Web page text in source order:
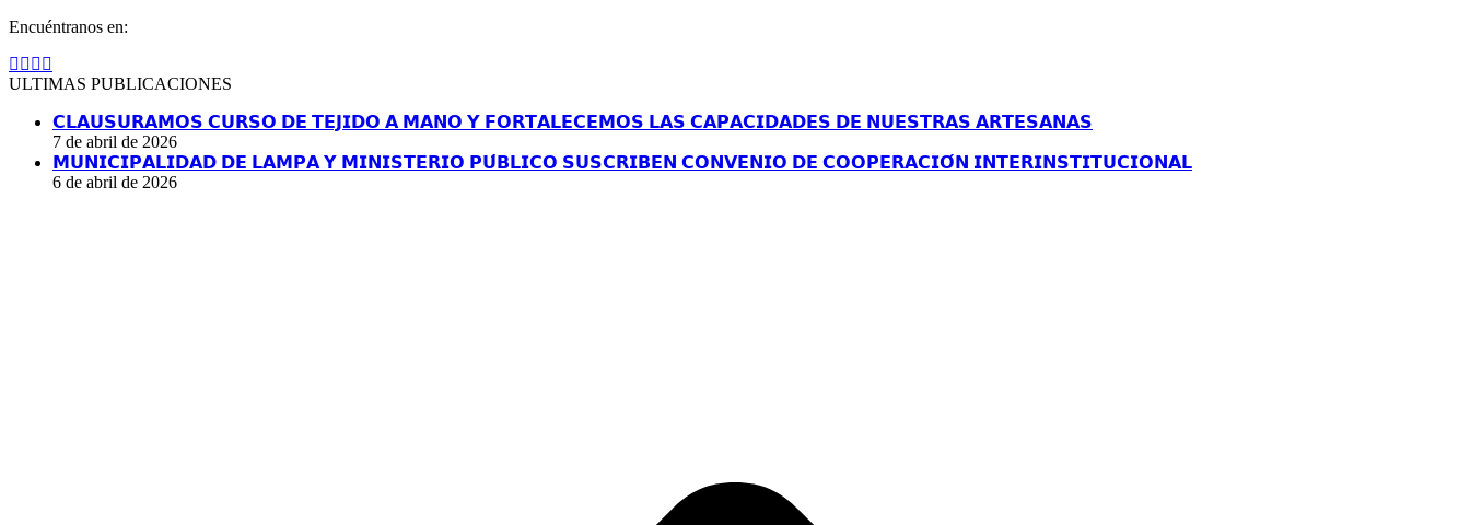
Encuéntranos en:
Facebook
page
window
YouTube
page
in
new
window
Linkedin
page
in
new
window
page
in
new
window
ULTIMAS PUBLICACIONES
𝗖𝗟𝗔𝗨𝗦𝗨𝗥𝗔𝗠𝗢𝗦 𝗖𝗨𝗥𝗦𝗢 𝗗𝗘 𝗧𝗘𝗝𝗜𝗗𝗢 𝗔 𝗠𝗔𝗡𝗢 𝗬 𝗙𝗢𝗥𝗧𝗔𝗟𝗘𝗖𝗘𝗠𝗢𝗦 𝗟𝗔𝗦 𝗖𝗔𝗣𝗔𝗖𝗜𝗗𝗔𝗗𝗘𝗦 𝗗𝗘 𝗡𝗨𝗘𝗦𝗧𝗥𝗔𝗦 𝗔𝗥𝗧𝗘𝗦𝗔𝗡𝗔𝗦
7 de abril de 2026
𝗠𝗨𝗡𝗜𝗖𝗜𝗣𝗔𝗟𝗜𝗗𝗔𝗗 𝗗𝗘 𝗟𝗔𝗠𝗣𝗔 𝗬 𝗠𝗜𝗡𝗜𝗦𝗧𝗘𝗥𝗜𝗢 𝗣𝗨́𝗕𝗟𝗜𝗖𝗢 𝗦𝗨𝗦𝗖𝗥𝗜𝗕𝗘𝗡 𝗖𝗢𝗡𝗩𝗘𝗡𝗜𝗢 𝗗𝗘 𝗖𝗢𝗢𝗣𝗘𝗥𝗔𝗖𝗜𝗢́𝗡 𝗜𝗡𝗧𝗘𝗥𝗜𝗡𝗦𝗧𝗜𝗧𝗨𝗖𝗜𝗢𝗡𝗔𝗟
6 de abril de 2026